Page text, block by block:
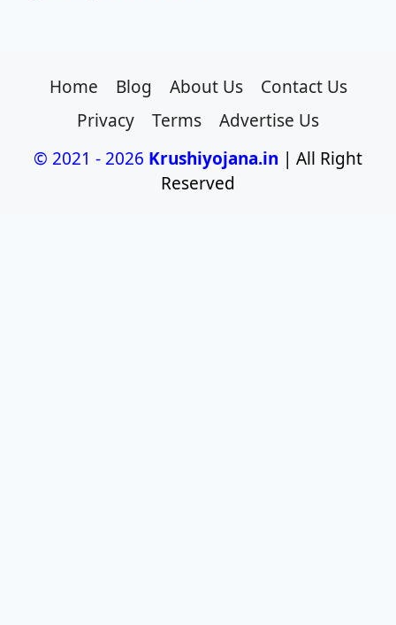
Home Blog About Us
Contact Us
Privacy
Terms
Advertise Us
© 2021 - 2026 Krushiyojana.in | All Right
Reserved